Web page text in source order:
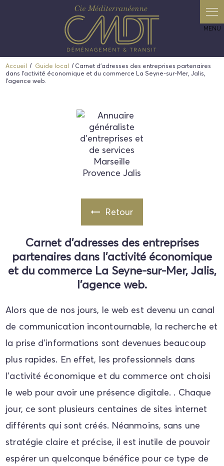
Accueil Guide local
Carnet d'adresses des entreprises partenaires
dans l'activité économique et du commerce La Seyne-sur-Mer, Jalis,
l’agence web.
Retour
Carnet d'adresses des entreprises
partenaires dans l'activité économique
et du commerce La Seyne-sur-Mer, Jalis,
l’agence web.
Alors que de nos jours, le web est devenu un canal
de communication incontournable, la recherche et
la prise d'informations sont devenues beaucoup
plus rapides. En effet, les professionnels dans
l'activité économique et du commerce ont choisi
le web pour avoir une présence digitale. . Chaque
jour, ce sont plusieurs centaines de sites internet
différents qui sont créés. Néanmoins, sans une
stratégie claire et précise, il est inutile de pouvoir
espérer un quelconque bénéfice pour ce type de
Panneau de gestion des cookies